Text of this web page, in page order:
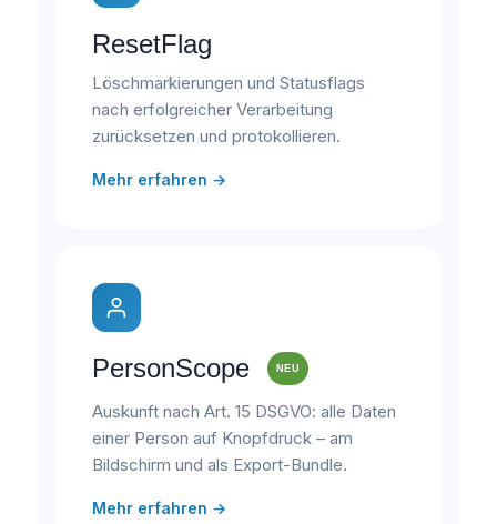
ResetFlag
Löschmarkierungen und Statusflags
nach erfolgreicher Verarbeitung
zurücksetzen und protokollieren.
Mehr erfahren →
PersonScope NEU
Auskunft nach Art. 15 DSGVO: alle Daten
einer Person auf Knopfdruck – am
Bildschirm und als Export-Bundle.
Mehr erfahren →